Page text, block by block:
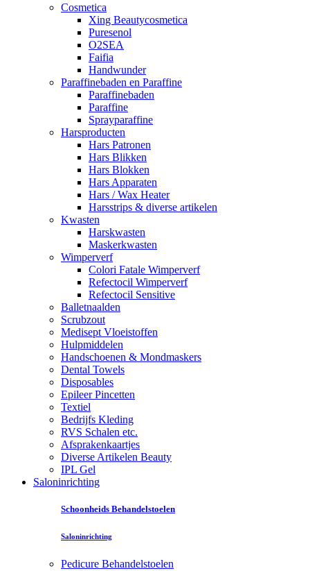
Cosmetica
Xing Beautycosmetica
Puresenol
O2SEA
Faifia
Handwunder
Paraffinebaden en Paraffine
Paraffinebaden
Paraffine
Sprayparaffine
Harsproducten
Hars Patronen
Hars Blikken
Hars Blokken
Hars Apparaten
Hars / Wax Heater
Harsstrips & diverse artikelen
Kwasten
Harskwasten
Maskerkwasten
Wimperverf
Colori Fatale Wimperverf
Refectocil Wimperverf
Refectocil Sensitive
Balletnaalden
Scrubzout
Medisept Vloeistoffen
Hulpmiddelen
Handschoenen & Mondmaskers
Dental Towels
Disposables
Epileer Pincetten
Textiel
Bedrijfs Kleding
RVS Schalen etc.
Afsprakenkaartjes
Diverse Artikelen Beauty
IPL Gel
Saloninrichting
Schoonheids Behandelstoelen
Saloninrichting
Pedicure Behandelstoelen